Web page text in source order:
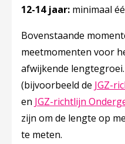
12-14 jaar: minimaal
Bovenstaande
meetmomenten voor
afwijkende
(bijvoorbeeld de JGZ-
en JGZ-richtlijn
zijn om de lengte op
te meten.